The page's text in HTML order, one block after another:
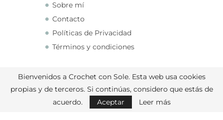
Sobre mí
Contacto
Políticas de Privacidad
Términos y condiciones
CONECTA CONMIGO
Bienvenidos a Crochet con Sole. Esta web usa cookies
propias y de terceros. Si continúas, considero que estás de
acuerdo.
Aceptar Leer más